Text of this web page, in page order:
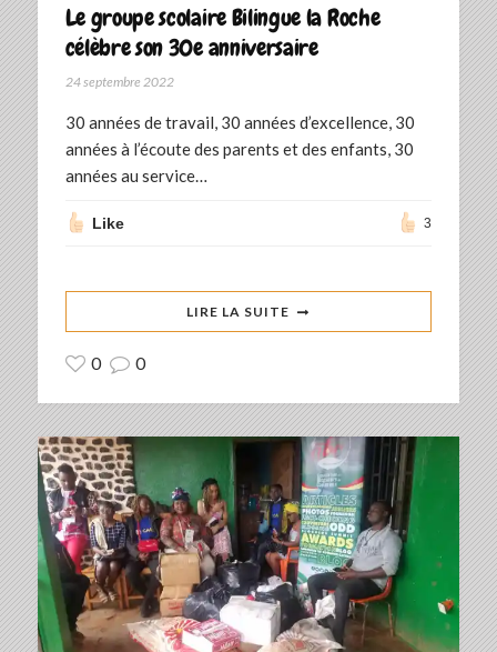
Le groupe scolaire Bilingue la Roche
célèbre son 30e anniversaire
24 septembre 2022
30 années de travail, 30 années d’excellence, 30
années à l’écoute des parents et des enfants, 30
années au service…
Like 3
LIRE LA SUITE
0 0